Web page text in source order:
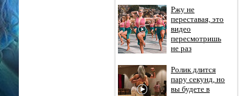
Ржу не
переставая, это
видео
пересмотришь
не раз
Ролик длится
пару секунд, но
вы будете в